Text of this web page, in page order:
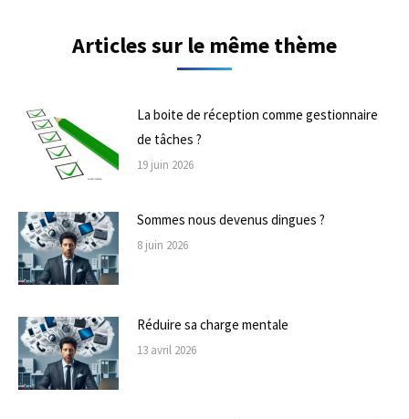
Articles sur le même thème
La boite de réception comme gestionnaire
de tâches ?
19 juin 2026
Sommes nous devenus dingues ?
8 juin 2026
Réduire sa charge mentale
13 avril 2026